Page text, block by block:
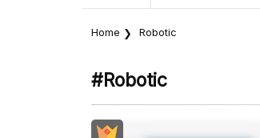
Home Robotic
#robotic